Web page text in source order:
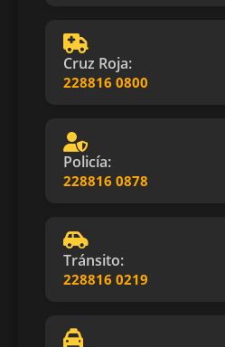
Cruz Roja:
228816 0800
Policía:
228816 0878
Tránsito:
228816 0219